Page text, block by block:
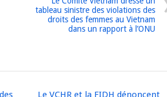
tableau sinistre des violations des
droits des femmes au Vietnam
dans un rapport à l’ONU
Le VCHR et la FIDH dénoncent